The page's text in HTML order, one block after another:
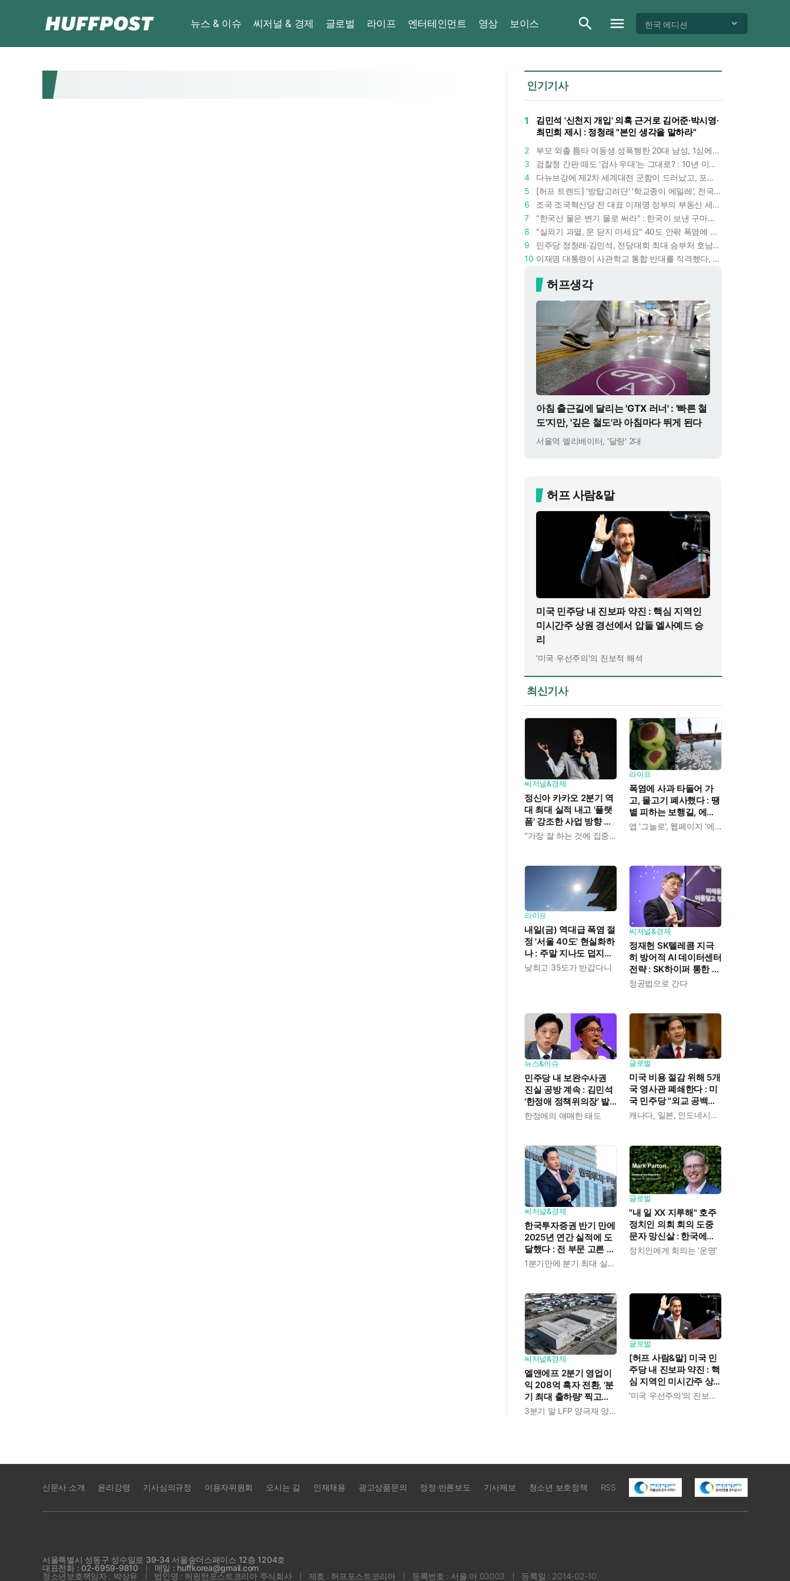
뉴스 & 이슈 씨저널 & 경제 글로벌 라이프 엔터테인먼트 영상 보이스 한국 에디션
인기기사
1
김민석 '신천지 개입' 의혹 근거로 김어준·박시영·
최민희 제시 : 정청래 "본인 생각을 말하라"
2
부모 외출 틈타 여동생 성폭행한 20대 남성, 1심에서 5년형 선고 : 친족 간 '암수범죄'의 심각성
3
검찰청 간판 떼도 '검사 우대'는 그대로? : 10년 미만 검사는 중수청 4급 수사관으로 직행한다
4
다뉴브강에 제2차 세계대전 군함이 드러났고, 포항 수돗물은 갑자기 짜졌다 : 폭염·가뭄이 만든 낯선 풍경
5
[허프 트렌드] '방탑고려단' '학교종이 에밀레', 전국 275팀 몰린 2026년 국립중앙박물관 분장대회 : 숨은 실력자들 나온다
6
조국 조국혁신당 전 대표 이재명 정부의 부동산 세제개편안 비판했다 : '공공주택 대전환' 촉구
7
"한국산 물은 변기 물로 써라" : 한국이 보낸 구마모토 지진 구호품에 한 일본인이 보인 반응
8
"실외기 과열, 문 닫지 마세요" 40도 안팎 폭염에 쉼 없이 도는 에어컨 : 화재 위험 경고등!
9
민주당 정청래·김민석, 전당대회 최대 승부처 호남 표심잡기 총력 : 격차 10%p 안이냐, 밖이냐
10
이재명 대통령이 사관학교 통합 반대를 직격했다, "세 번이나 군사 쿠데타 했는데 압도적 지위"
허프생각
아침 출근길에 달리는 'GTX 러너' : '빠른 철
도'지만, '깊은 철도'라 아침마다 뛰게 된다
서울역 엘리베이터, '달랑' 2대
허프 사람&말
미국 민주당 내 진보파 약진 : 핵심 지역인
미시간주 상원 경선에서 압둘 엘사예드 승
리
'미국 우선주의'의 진보적 해석
최신기사
씨저널&경제
정신아 카카오 2분기 역
대 최대 실적 내고 '플랫
폼' 강조한 사업 방향 발
표 : "쿠팡이츠 들여오고"가장 잘 하는 것에 집중하겠다"
라이프
폭염에 사과 타들어 가
고, 물고기 폐사했다 : 땡
볕 피하는 보행길, 에어
컨 정거장 찾아 '대피'
앱 '그늘로', 웹페이지 '에어컨 정거장'
라이프
내일(금) 역대급 폭염 절
정 '서울 40도' 현실화하
나 : 주말 지나도 덥지만
'최고 35도'로 수그러든
낮최고 35도가 반갑다니
씨저널&경제
정재헌 SK텔레콤 지극
히 방어적 AI 데이터센터
전략 : SK하이퍼 통한 리
스크 분산에 "가져갈 수
정공법으로 간다
뉴스&이슈
민주당 내 보완수사권
진실 공방 계속 : 김민석
'한정애 정책위의장' 발
언 근거로 내세우자 사
한정애의 애매한 태도
글로벌
미국 비용 절감 위해 5개
국 영사관 폐쇄한다 : 미
국 민주당 "외교 공백에
중국이 파고들 수 있다"캐나다, 일본, 인도네시아, 카메룬, 그레나다
씨저널&경제
한국투자증권 반기 만에
2025년 연간 실적에 도
달했다 : 전 부문 고른 성
장으로 상반기 영업이익1분기만에 분기 최대 실적 경신
글로벌
"내 일 XX 지루해" 호주
정치인 의회 회의 도중
문자 망신살 : 한국에도
이런 '사고' 많았지
정치인에게 회의는 '운명'
씨저널&경제
엘앤에프 2분기 영업이
익 208억 흑자 전환, '분
기 최대 출하량' 찍고
LFP 양극재 북미 공급 3분기 말 LFP 양극재 양산 돌입
글로벌
[허프 사람&말] 미국 민
주당 내 진보파 약진 : 핵
심 지역인 미시간주 상
원 경선에서 압둘 엘사'미국 우선주의'의 진보적 해석
신문사 소개 윤리강령 기사심의규정 이용자위원회 오시는 길 인재채용 광고상품문의 정정·반론보도 기사제보 청소년 보호정책 RSS
서울특별시 성동구 성수일로 39-34 서울숲더스페이스 12층 1204호
대표전화 : 02-6959-9810
메일 : huffkorea@gmail.com
청소년보호책임자 : 박상유
법인명 : 허핑턴포스트코리아 주식회사 제호 : 허프포스트코리아 등록번호 : 서울 아 03003 등록일 : 2014-02-10